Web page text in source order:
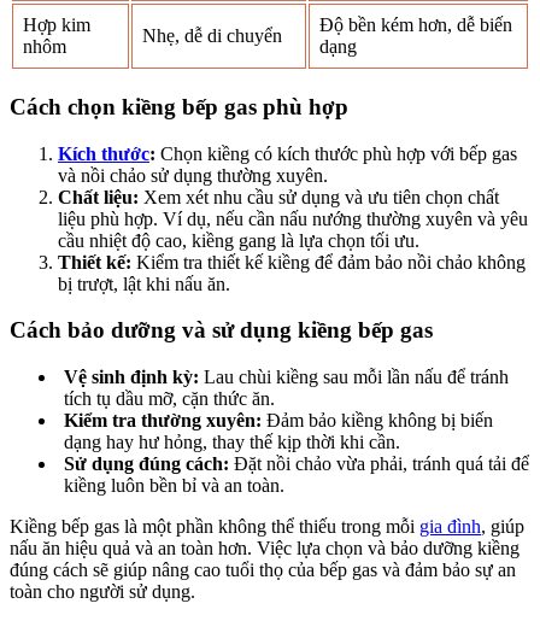
Hợp kim
nhôm
Nhẹ, dễ di chuyển
Độ bền kém hơn, dễ biến
dạng
Cách chọn kiềng bếp gas phù hợp
Kích thước: Chọn kiềng có kích thước phù hợp với bếp gas
và nồi chảo sử dụng thường xuyên.
Chất liệu: Xem xét nhu cầu sử dụng và ưu tiên chọn chất
liệu phù hợp. Ví dụ, nếu cần nấu nướng thường xuyên và yêu
cầu nhiệt độ cao, kiềng gang là lựa chọn tối ưu.
Thiết kế: Kiểm tra thiết kế kiềng để đảm bảo nồi chảo không
bị trượt, lật khi nấu ăn.
Cách bảo dưỡng và sử dụng kiềng bếp gas
Vệ sinh định kỳ: Lau chùi kiềng sau mỗi lần nấu để tránh
tích tụ dầu mỡ, cặn thức ăn.
Kiểm tra thường xuyên: Đảm bảo kiềng không bị biến
dạng hay hư hỏng, thay thế kịp thời khi cần.
Sử dụng đúng cách: Đặt nồi chảo vừa phải, tránh quá tải để
kiềng luôn bền bỉ và an toàn.
Kiềng bếp gas là một phần không thể thiếu trong mỗi gia đình, giúp
nấu ăn hiệu quả và an toàn hơn. Việc lựa chọn và bảo dưỡng kiềng
đúng cách sẽ giúp nâng cao tuổi thọ của bếp gas và đảm bảo sự an
toàn cho người sử dụng.